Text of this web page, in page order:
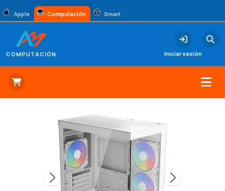
Apple Computación Smart
COMPUTACIÓN Iniciar sesión